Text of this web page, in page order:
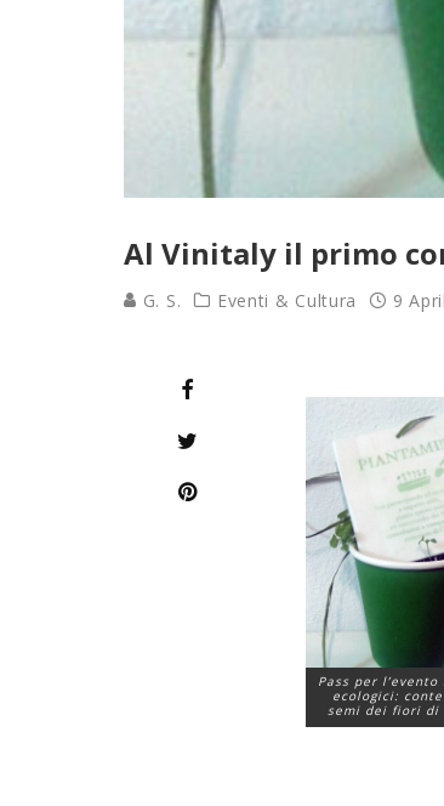
Al Vinitaly il primo
G. S. Eventi & Cultura 9
Pass per l’evento
ecologici:
semi dei fiori di